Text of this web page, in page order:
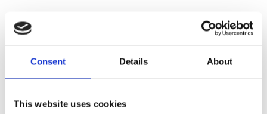
Consent Details About
This website uses cookies
Beskrivning
prisvärd funktions t-shirt från +adrenalina. Finns i 8